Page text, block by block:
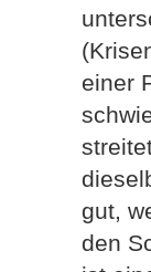
einer
gut,
den